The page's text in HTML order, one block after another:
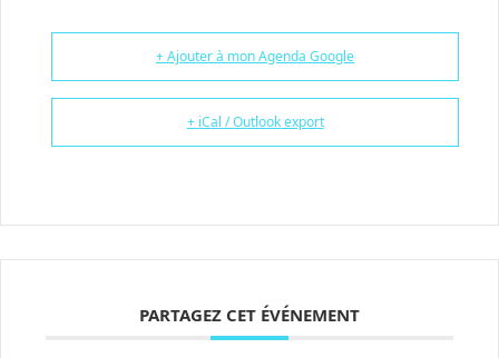
+ Ajouter à mon Agenda Google
+ iCal / Outlook export
PARTAGEZ CET ÉVÉNEMENT